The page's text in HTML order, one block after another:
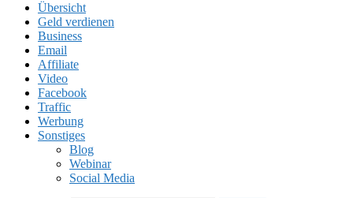
Übersicht
Geld verdienen
Business
Email
Affiliate
Video
Facebook
Traffic
Werbung
Sonstiges
Blog
Webinar
Social Media